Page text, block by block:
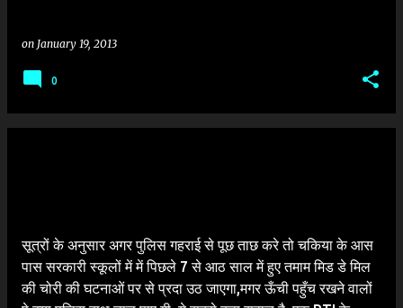
on January 19, 2013
0
सूत्रों के अनुसार अगर पुलिस गहराई से पूछ ताछ करे तो चकिया के आस
पास सरकारी स्कूलों में में पिछले 7 से आठ साल में हुए तमाम मिड डे मिल
की चोरी की घटनाओं पर से प्रदा उठ जाएगा,मगर ऊँची पहुँच रखने वालों